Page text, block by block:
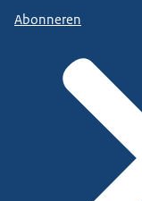
Abonneren